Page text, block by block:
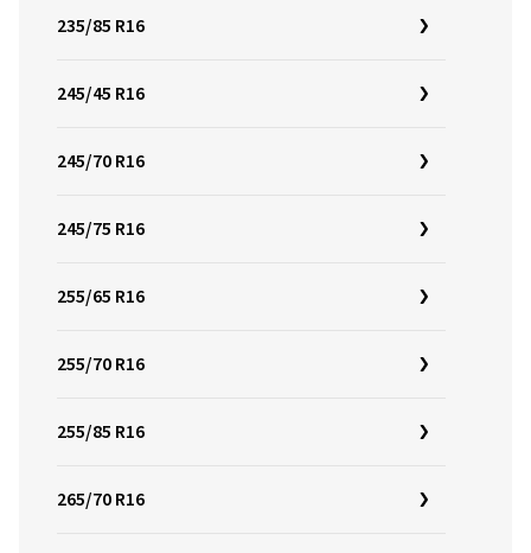
235/85 R16
245/45 R16
245/70 R16
245/75 R16
255/65 R16
255/70 R16
255/85 R16
265/70 R16